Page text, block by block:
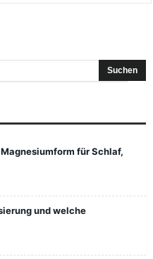
für Schlaf,
und welche